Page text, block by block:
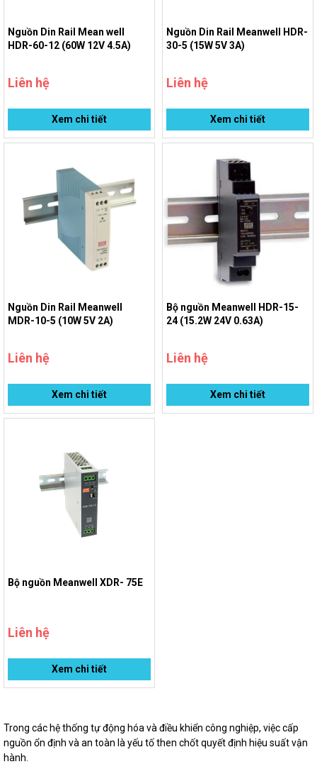
Nguồn Din Rail Mean well
HDR-60-12 (60W 12V 4.5A)
Liên hệ
Xem chi tiết
Nguồn Din Rail Meanwell HDR-
30-5 (15W 5V 3A)
Liên hệ
Xem chi tiết
Nguồn Din Rail Meanwell
MDR-10-5 (10W 5V 2A)
Liên hệ
Xem chi tiết
Bộ nguồn Meanwell HDR-15-
24 (15.2W 24V 0.63A)
Liên hệ
Xem chi tiết
Bộ nguồn Meanwell XDR- 75E
Liên hệ
Xem chi tiết
Trong các hệ thống tự động hóa và điều khiển công nghiệp, việc cấp
nguồn ổn định và an toàn là yếu tố then chốt quyết định hiệu suất vận
hành.